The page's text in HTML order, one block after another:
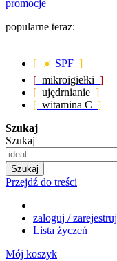
promocje
popularne teraz:
[ ☀️ SPF ]
[ mikroigiełki ]
[ ujędrnianie ]
[ witamina C ]
Szukaj
Szukaj
Szukaj
Przejdź do treści
zaloguj / zarejestruj
Lista życzeń
Mój koszyk